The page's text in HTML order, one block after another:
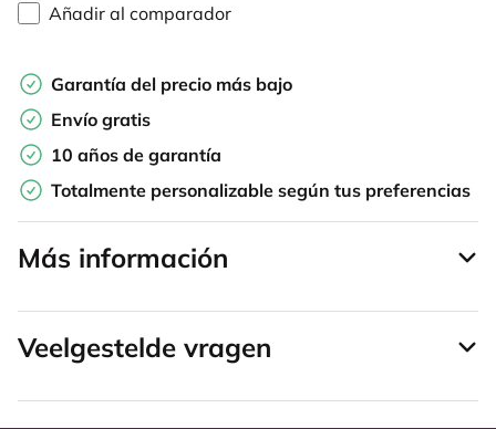
Añadir al comparador
Garantía del precio más bajo
Envío gratis
10 años de garantía
Totalmente personalizable según tus preferencias
Más información
Veelgestelde vragen